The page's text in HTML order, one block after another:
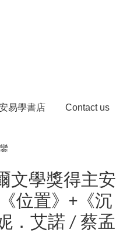
易學書店 Contact us
文學獎得主安
位置》+《沉
．艾諾 / 蔡孟